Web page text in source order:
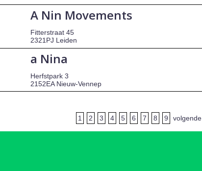
A Nin Movements
Fitterstraat 45
2321PJ Leiden
a Nina
Herfstpark 3
2152EA Nieuw-Vennep
1 2 3 4 5 6 7 8 9 volgende